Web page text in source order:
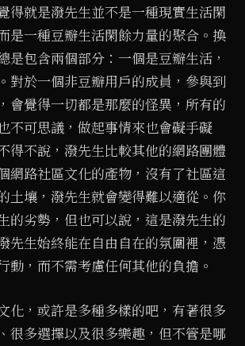
得就是潑先生並不是一種現實生活閑
是一種豆瓣生活閑餘力量的聚合。換
是包含兩個部分：一個是豆瓣生活，
對於一個非豆瓣用戶的成員，參與到
會覺得一切都是那麼的怪異，所有的
不可思議，做起事情來也會礙手礙
得不說，潑先生比較其他的網路團體
網路社區文化的產物，沒有了社區這
土壤，潑先生就會變得難以適從。你
的劣勢，但也可以說，這是潑先生的
先生始終能在自由自在的氛圍裡，憑
動，而不需考慮任何其他的負擔。
化，或許是多種多樣的吧，有著很多
很多選擇以及很多樂趣，但不管是哪